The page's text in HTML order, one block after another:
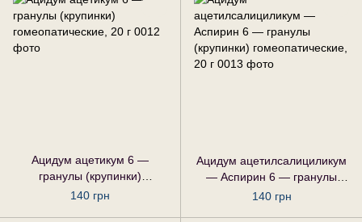
Ацидум ацетикум 6 —
гранулы (крупинки)
гомеопатические, 20 г
140 грн
Ацидум ацетилсалициликум
— Аспирин 6 — гранулы
(крупинки) гомеопатические,
140 грн